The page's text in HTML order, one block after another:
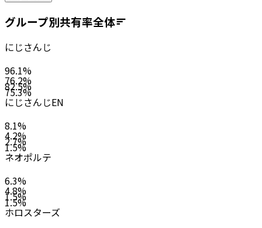
グループ別共有率全体
にじさんじ
96.1%
76.2%
82.5%
75.3%
にじさんじEN
8.1%
4.2%
2.7%
1.5%
ネオポルテ
6.3%
4.8%
1.5%
1.5%
ホロスターズ